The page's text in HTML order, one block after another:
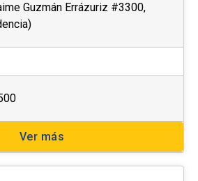
Guzmán Errázuriz #3300,
Ver más